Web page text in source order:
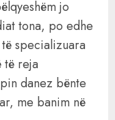
jo
tona, po edhe
specializuara
të reja
danez bënte
me banim në